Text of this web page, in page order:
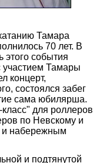
Тамара
70 лет. В
этого события
участием Тамары
концерт,
состоялся забег
сама юбилярша.
для роллеров
по Невскому и
и набережным
и подтянутой